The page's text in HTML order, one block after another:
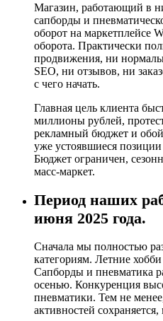
Магазин, работающий в
сапборды и
оборот на маркетплейсе
оборота. Практически
продвижения, ни
SEO, ни отзывов, ни
с чего начать.
Главная цель клиента
миллионы рублей,
рекламный бюджет и
уже устоявшиеся
Бюджет ограничен,
масс-маркет.
Период наших
июня 2025 года.
Сначала мы полностью
категориям. Летние
Сапборды и пневматика
осенью. Конкуренция
пневматики. Тем не
активностей